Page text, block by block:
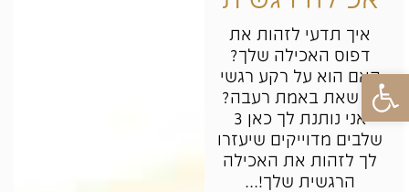
פתח סרגל נגישות
איך תדעי לזהות את
דפוס האכילה שלך?
האם הוא על רקע רגשי
או שאת באמת רעבה?
אני נותנת לך כאן 3
שלבים מדוייקים שיעזרו
לך לזהות את האכילה
הרגשית שלך!...